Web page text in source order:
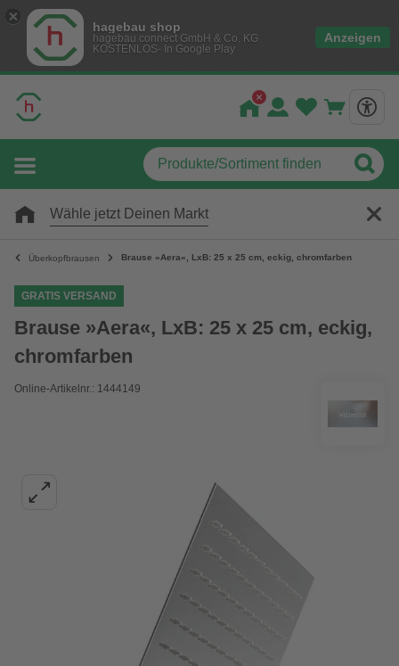
hagebau shop
hagebau connect GmbH & Co. KG
KOSTENLOS- In Google Play
Anzeigen
Wähle jetzt Deinen Markt
Überkopfbrausen Brause »Aera«, LxB: 25 x 25 cm, eckig, chromfarben
GRATIS VERSAND
Brause »Aera«, LxB: 25 x 25 cm, eckig,
chromfarben
Online-Artikelnr.: 1444149